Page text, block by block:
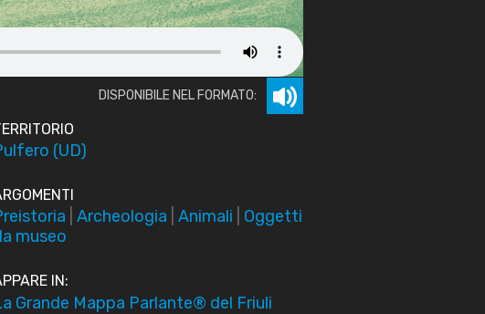
DISPONIBILE NEL FORMATO:
(UD)
Archeologia Animali
Oggetti
museo
IN:
Grande Mappa Parlante® del Friuli